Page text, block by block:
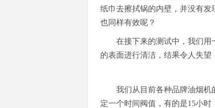
纸巾去擦拭锅的内壁，并没有
也同样有效呢？
在接下来的测试中，我们
的表面进行清洁，结果令人失望
我们从目前各种品牌油烟机
定一个时间阀值，有的是15小